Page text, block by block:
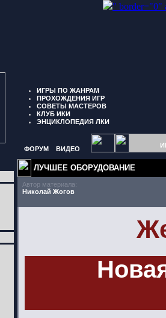
" border="0"
ИГРЫ ПО ЖАНРАМ
ПРОХОЖДЕНИЯ ИГР
СОВЕТЫ МАСТЕРОВ
КЛУБ ИКИ
ЭНЦИКЛОПЕДИЯ ЛКИ
ФОРУМ ВИДЕО
ЛУЧШЕЕ ОБОРУДОВАНИЕ
Автор материала:
Николай Жогов